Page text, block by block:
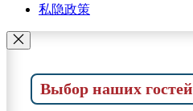
私隐政策
Выбор наших гостей